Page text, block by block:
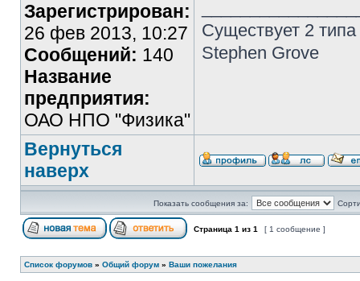
Зарегистрирован:
26 фев 2013, 10:27
Сообщений: 140
Название
предприятия:
ОАО НПО "Физика"
Существует 2
Stephen Grove
Вернуться
наверх
Показать сообщения за:
Страница 1 из 1 [ 1 сообщение ]
Список форумов » Общий форум » Ваши пожелания